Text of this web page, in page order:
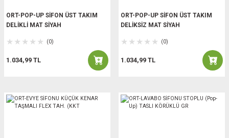
ORT-POP-UP SİFON ÜST TAKIM
DELİKLİ MAT SİYAH
(0)
1.034,99 TL
ORT-POP-UP SİFON ÜST TAKIM
DELİKSİZ MAT SİYAH
(0)
1.034,99 TL